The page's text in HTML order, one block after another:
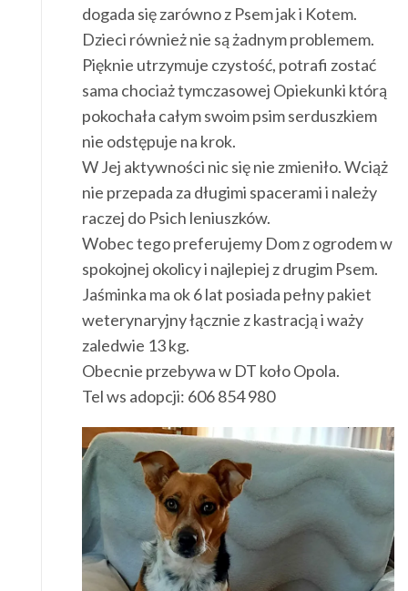
dogada się zarówno z Psem jak i Kotem.
Dzieci również nie są żadnym problemem.
Pięknie utrzymuje czystość, potrafi zostać
sama chociaż tymczasowej Opiekunki którą
pokochała całym swoim psim serduszkiem
nie odstępuje na krok.
W Jej aktywności nic się nie zmieniło. Wciąż
nie przepada za długimi spacerami i należy
raczej do Psich leniuszków.
Wobec tego preferujemy Dom z ogrodem w
spokojnej okolicy i najlepiej z drugim Psem.
Jaśminka ma ok 6 lat posiada pełny pakiet
weterynaryjny łącznie z kastracją i waży
zaledwie 13 kg.
Obecnie przebywa w DT koło Opola.
Tel ws adopcji: 606 854 980